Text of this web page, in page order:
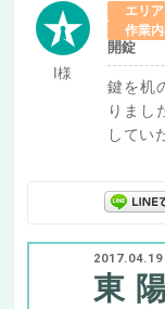
I様
エリア
作業
開錠
鍵を机
りまし
してい
2017.04.19
東